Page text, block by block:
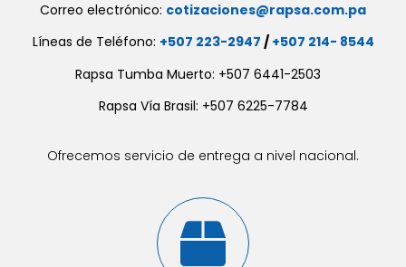
Correo electrónico: cotizaciones@rapsa.com.pa
Líneas de Teléfono: +507 223-2947 / +507 214- 8544
Rapsa Tumba Muerto: +507 6441-2503
Rapsa Vía Brasil: +507 6225-7784
Ofrecemos servicio de entrega a nivel nacional.